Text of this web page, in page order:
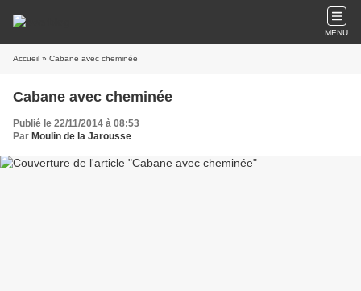
MENU
Accueil » Cabane avec cheminée
Cabane avec cheminée
Publié le 22/11/2014 à 08:53
Par Moulin de la Jarousse